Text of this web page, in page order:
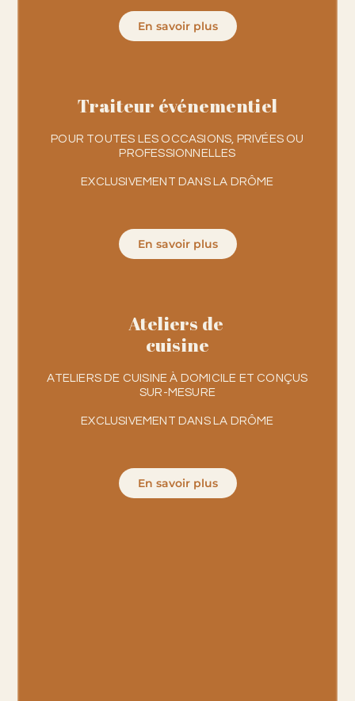
En savoir plus
Traiteur événementiel
POUR TOUTES LES OCCASIONS, PRIVÉES OU
PROFESSIONNELLES
EXCLUSIVEMENT DANSLA DRÔME
En savoir plus
Ateliers de
cuisine
ATELIERS DE CUISINE À DOMICILE ET CONÇUS
SUR-MESURE
EXCLUSIVEMENT DANSLA DRÔME
En savoir plus